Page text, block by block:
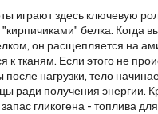
играют здесь ключевую
белка. Когда
он расщепляется на
к тканям. Если этого не
нагрузки, тело
ради получения энергии.
гликогена - топлива